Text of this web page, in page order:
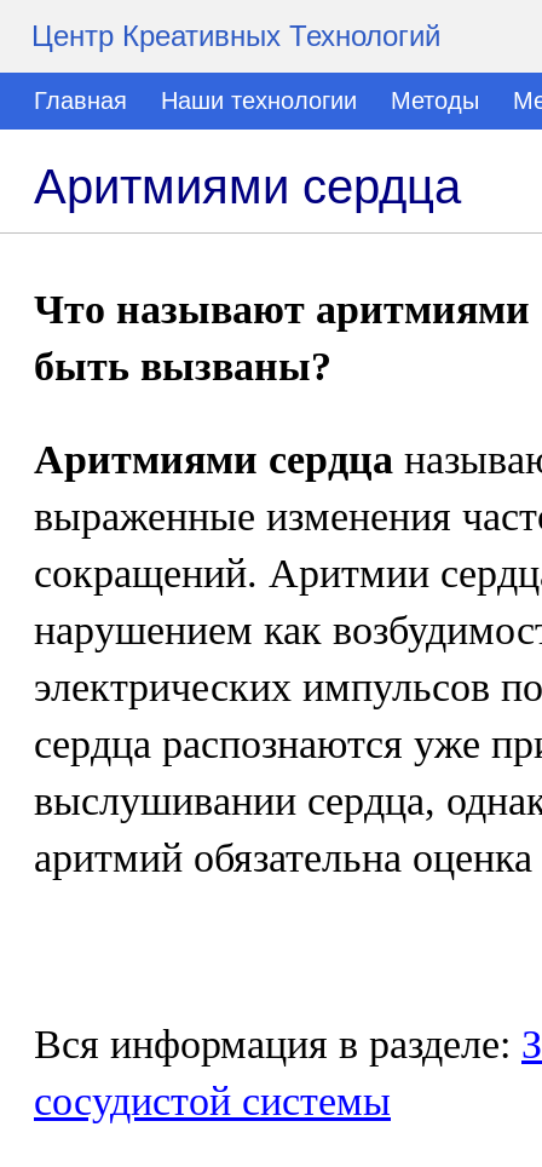
Центр Креативных Технологий
Главная Наши технологии Методы
Аритмиями сердца
Что называют аритмиями
быть вызваны?
Аритмиями сердца
выраженные изменения
сокращений. Аритмии
нарушением как
электрических импульсов
сердца распознаются уже
выслушивании сердца,
аритмий обязательна
Вся информация в разделе:
сосудистой системы